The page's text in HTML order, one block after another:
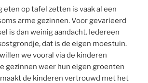
eten op tafel zetten is vaak al een
arme gezinnen. Voor gevarieerd
is dan weinig aandacht. Iedereen
dat is de eigen moestuin.
we vooral via de kinderen
gezinnen weer hun eigen groenten
de kinderen vertrouwd met het